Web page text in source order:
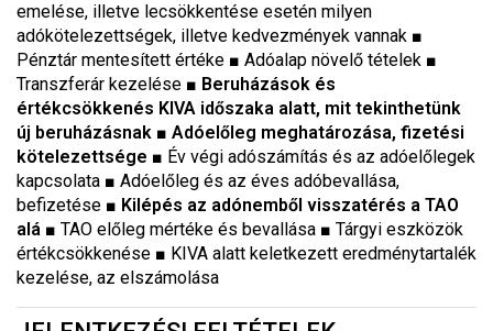
emelése, illetve lecsökkentése esetén milyen
adókötelezettségek, illetve kedvezmények vannak ■
Pénztár mentesített értéke ■ Adóalap növelő tételek ■
Transzferár kezelése ■ Beruházások és
értékcsökkenés KIVA időszaka alatt, mit tekinthetünk
új beruházásnak ■ Adóelőleg meghatározása, fizetési
kötelezettsége ■ Év végi adószámítás és az adóelőlegek
kapcsolata ■ Adóelőleg és az éves adóbevallása,
befizetése ■ Kilépés az adónemből visszatérés a TAO
alá ■ TAO előleg mértéke és bevallása ■ Tárgyi eszközök
értékcsökkenése ■ KIVA alatt keletkezett eredménytartalék
kezelése, az elszámolása